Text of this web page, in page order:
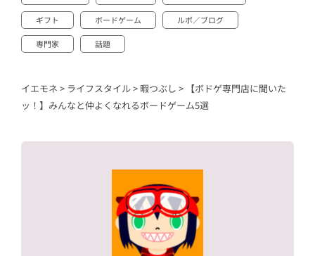
ギフト ボードゲーム ルポ／ブログ
専門家 話題
イエモネ > ライフスタイル> 暇つぶし > 【ボドゲ専門店に聞いた
ッ！】みんなと仲よくなれるボードゲーム5選